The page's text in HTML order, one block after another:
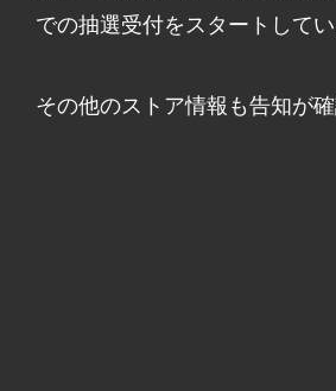
での抽選受付をスタートして
その他のストア情報も告知が